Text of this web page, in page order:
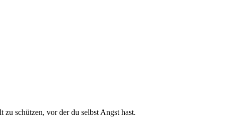
schützen, vor der du selbst Angst hast.